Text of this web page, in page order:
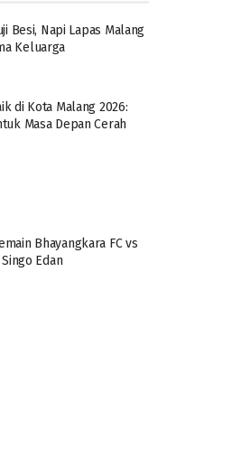
Besi, Napi Lapas Malang
Keluarga
di Kota Malang 2026:
Masa Depan Cerah
Bhayangkara FC vs
Edan